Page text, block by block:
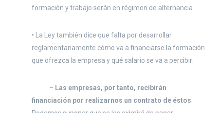
formación y trabajo serán en régimen de alternancia.
• La Ley también dice que falta por desarrollar
reglamentariamente cómo va a financiarse la formación
que ofrezca la empresa y qué salario se va a percibir:
– Las empresas, por tanto, recibirán
financiación por realizarnos un contrato de éstos.